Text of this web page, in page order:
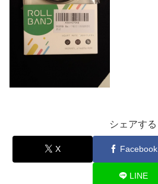
シェアする
X Facebook
LINE